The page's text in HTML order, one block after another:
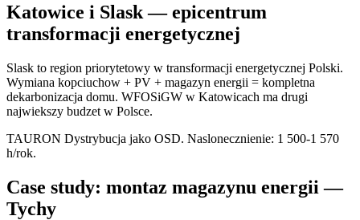
Katowice i Slask — epicentrum
transformacji energetycznej
Slask to region priorytetowy w transformacji energetycznej Polski.
Wymiana kopciuchow + PV + magazyn energii = kompletna
dekarbonizacja domu. WFOSiGW w Katowicach ma drugi
najwiekszy budzet w Polsce.
TAURON Dystrybucja jako OSD. Naslonecznienie: 1 500-1 570
h/rok.
Case study: montaz magazynu energii —
Tychy